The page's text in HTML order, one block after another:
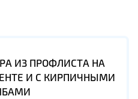
ИЗ ПРОФЛИСТА НА
И С КИРПИЧНЫМИ